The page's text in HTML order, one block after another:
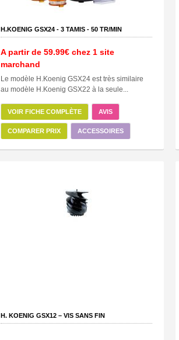
H.KOENIG GSX24 - 3 TAMIS - 50 TR/MIN
A partir de 59.99€ chez 1 site
marchand
Le modèle H.Koenig GSX24 est très similaire
au modèle H.Koenig GSX22 à la seule...
VOIR FICHE COMPLÈTE AVIS
COMPARER PRIX ACCESSOIRES
H. KOENIG GSX12 – VIS SANS FIN